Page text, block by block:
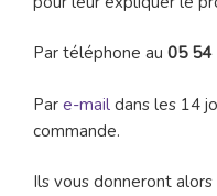
Par téléphone au 05 54
Par e-mail dans les 14
commande.
Ils vous donneront